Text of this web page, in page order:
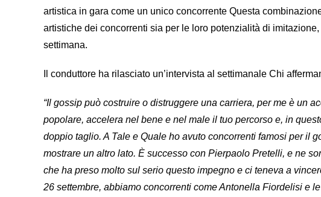
artistica in gara come un unico concorrente Questa
artistiche dei concorrenti sia per le loro potenzialità di
settimana.
Il conduttore ha rilasciato un’intervista al settimanale Chi
“Il gossip può costruire o distruggere una carriera, per me è un
popolare, accelera nel bene e nel male il tuo percorso e, in
doppio taglio. A Tale e Quale ho avuto concorrenti famosi per il
mostrare un altro lato. È successo con Pierpaolo Pretelli, e ne
che ha preso molto sul serio questo impegno e ci teneva a
26 settembre, abbiamo concorrenti come Antonella Fiordelisi e